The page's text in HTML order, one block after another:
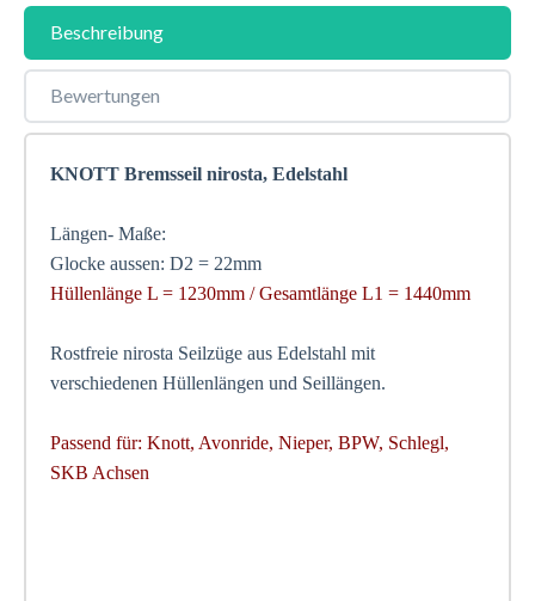
Beschreibung
Bewertungen
KNOTT Bremsseil nirosta, Edelstahl
Längen- Maße:
Glocke aussen: D2 = 22mm
Hüllenlänge L = 1230mm / Gesamtlänge L1 = 1440mm
Rostfreie nirosta Seilzüge aus Edelstahl mit
verschiedenen Hüllenlängen und Seillängen.
Passend für: Knott, Avonride, Nieper, BPW, Schlegl,
SKB Achsen